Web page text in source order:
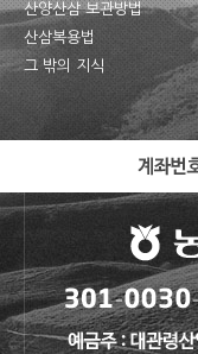
산양산삼 보관방법
산삼복용법
그 밖의 지식